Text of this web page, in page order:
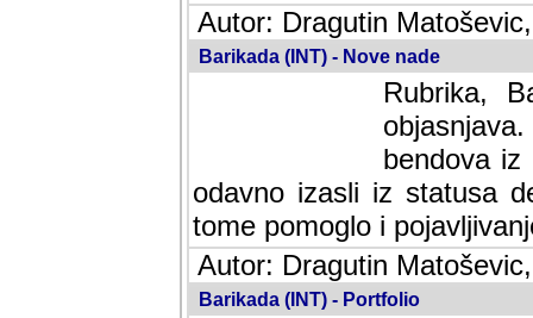
Autor: Dragutin
Barikada (INT) - Nove nade
Rubrika,
bendova
odavno izasli iz statusa
tome pomoglo i
Autor: Dragutin
Barikada (INT) - Portfolio